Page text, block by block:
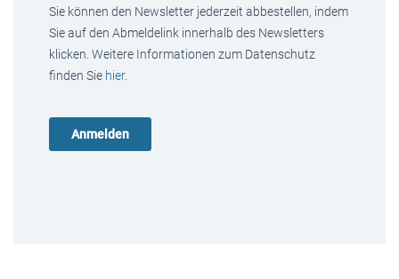
Sie können den Newsletter jederzeit abbestellen, indem
Sie auf den Abmeldelink innerhalb des Newsletters
klicken. Weitere Informationen zum Datenschutz
finden Sie hier.